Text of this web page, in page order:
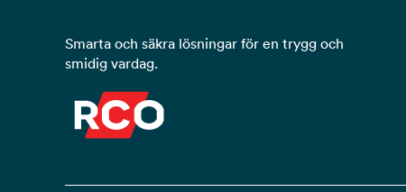
Smarta och säkra lösningar för en trygg och
smidig vardag.